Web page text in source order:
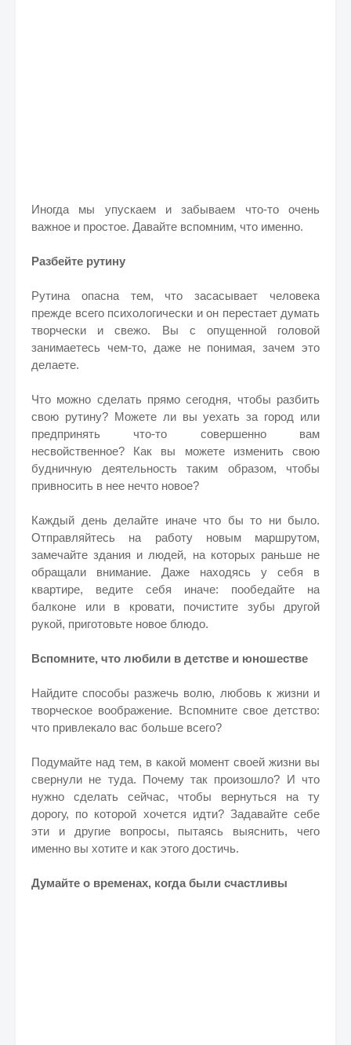
Иногда мы упускаем и забываем что-то очень
важное и простое. Давайте вспомним, что именно.
Разбейте рутину
Рутина опасна тем, что засасывает человека
прежде всего психологически и он перестает думать
творчески и свежо. Вы с опущенной головой
занимаетесь чем-то, даже не понимая, зачем это
делаете.
Что можно сделать прямо сегодня, чтобы разбить
свою рутину? Можете ли вы уехать за город или
предпринять что-то совершенно вам
несвойственное? Как вы можете изменить свою
будничную деятельность таким образом, чтобы
привносить в нее нечто новое?
Каждый день делайте иначе что бы то ни было.
Отправляйтесь на работу новым маршрутом,
замечайте здания и людей, на которых раньше не
обращали внимание. Даже находясь у себя в
квартире, ведите себя иначе: пообедайте на
балконе или в кровати, почистите зубы другой
рукой, приготовьте новое блюдо.
Вспомните, что любили в детстве и юношестве
Найдите способы разжечь волю, любовь к жизни и
творческое воображение. Вспомните свое детство:
что привлекало вас больше всего?
Подумайте над тем, в какой момент своей жизни вы
свернули не туда. Почему так произошло? И что
нужно сделать сейчас, чтобы вернуться на ту
дорогу, по которой хочется идти? Задавайте себе
эти и другие вопросы, пытаясь выяснить, чего
именно вы хотите и как этого достичь.
Думайте о временах, когда были счастливы